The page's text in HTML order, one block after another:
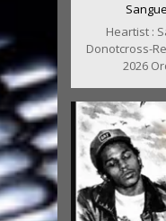
Heartist :
Donotcross-
2026